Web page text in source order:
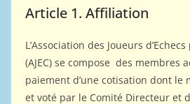
Article 1. Affiliation
L’Association des Joueurs
(AJEC) se compose des membres
paiement d’une cotisation dont le
et voté par le Comité Directeur et